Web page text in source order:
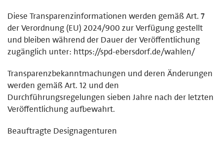
Diese Transparenzinformationen werden gemäß Art. 7
der Verordnung (EU) 2024/900 zur Verfügung gestellt
und bleiben während der Dauer der Veröffentlichung
zugänglich unter: https://spd-ebersdorf.de/wahlen/
Transparenzbekanntmachungen und deren Änderungen
werden gemäß Art. 12 und den
Durchführungsregelungen sieben Jahre nach der letzten
Veröffentlichung aufbewahrt.
Beauftragte Designagenturen